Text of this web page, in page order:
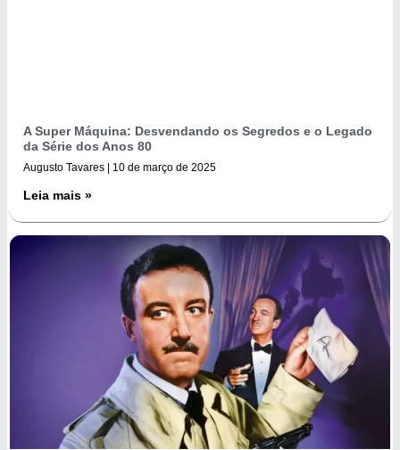
A Super Máquina: Desvendando os Segredos e o Legado
da Série dos Anos 80
Augusto Tavares 10 de março de 2025
Leia mais »